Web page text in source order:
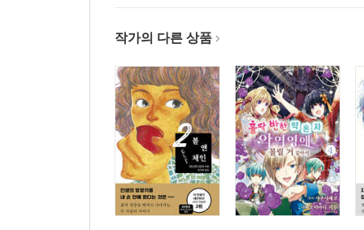
작가의 다른 상품